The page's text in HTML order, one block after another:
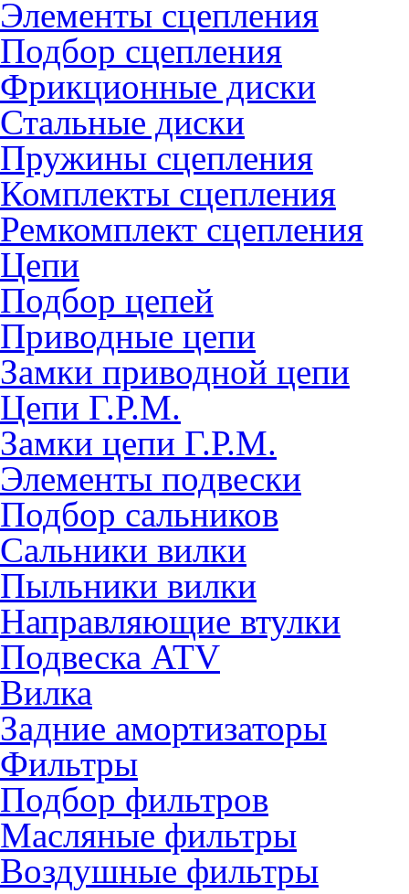
Элементы сцепления
Подбор сцепления
Фрикционные диски
Стальные диски
Пружины сцепления
Комплекты сцепления
Ремкомплект сцепления
Цепи
Подбор цепей
Приводные цепи
Замки приводной цепи
Цепи Г.Р.М.
Замки цепи Г.Р.М.
Элементы подвески
Подбор сальников
Сальники вилки
Пыльники вилки
Направляющие втулки
Подвеска ATV
Вилка
Задние амортизаторы
Фильтры
Подбор фильтров
Масляные фильтры
Воздушные фильтры